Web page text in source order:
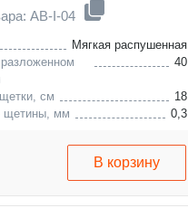
AB-I-04
Мягкая распушенная
40
см
18
щетины, мм
0,3
В корзину